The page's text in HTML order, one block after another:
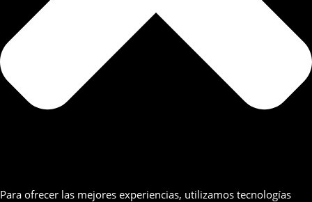
Para ofrecer las mejores experiencias, utilizamos tecnologías